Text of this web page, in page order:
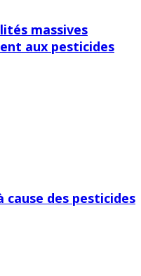
massives
aux pesticides
cause des pesticides